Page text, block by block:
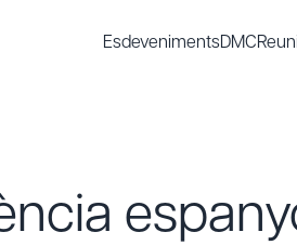
EsdevenimentsDMC